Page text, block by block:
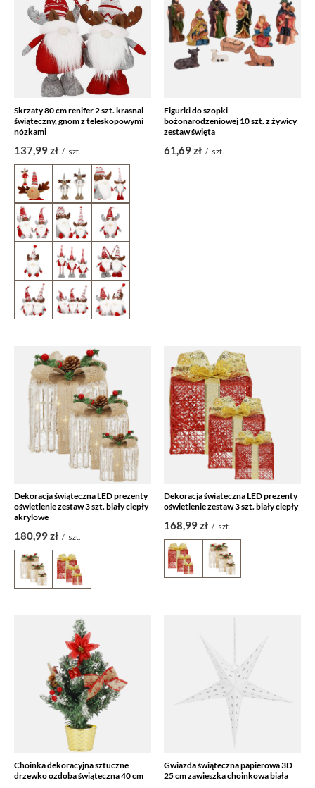
Skrzaty 80 cm renifer 2 szt. krasnal
świąteczny, gnom z teleskopowymi
nózkami
137,99 zł / szt.
Figurki do szopki
bożonarodzeniowej 10 szt. z żywicy
zestaw święta
61,69 zł / szt.
Dekoracja świąteczna LED prezenty
oświetlenie zestaw 3 szt. biały ciepły
akrylowe
180,99 zł / szt.
Dekoracja świąteczna LED prezenty
oświetlenie zestaw 3 szt. biały ciepły
168,99 zł / szt.
Choinka dekoracyjna sztuczne
drzewko ozdoba świąteczna 40 cm
Gwiazda świąteczna papierowa 3D
25 cm zawieszka choinkowa biała